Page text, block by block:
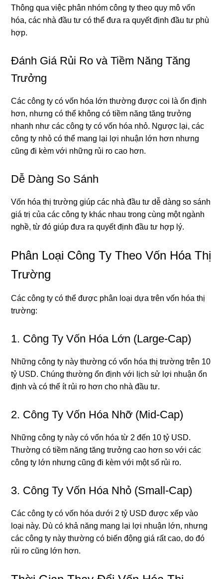
Thông qua việc phân nhóm công ty theo quy mô vốn
hóa, các nhà đầu tư có thể đưa ra quyết định đầu tư phù
hợp.
Đánh Giá Rủi Ro và Tiềm Năng Tăng
Trưởng
Các công ty có vốn hóa lớn thường được coi là ổn định
hơn, nhưng có thể không có tiềm năng tăng trưởng
nhanh như các công ty có vốn hóa nhỏ. Ngược lại, các
công ty nhỏ có thể mang lại lợi nhuận lớn hơn nhưng
cũng đi kèm với những rủi ro cao hơn.
Dễ Dàng So Sánh
Vốn hóa thị trường giúp các nhà đầu tư dễ dàng so sánh
giá trị của các công ty khác nhau trong cùng một ngành
nghề, từ đó giúp đưa ra quyết định đầu tư hợp lý.
Phân Loại Công Ty Theo Vốn Hóa Thị
Trường
Các công ty có thể được phân loại dựa trên vốn hóa thị
trường:
1. Công Ty Vốn Hóa Lớn (Large-Cap)
Những công ty này thường có vốn hóa thị trường trên 10
tỷ USD. Chúng thường ổn định với lịch sử lợi nhuận ổn
định và có thể ít rủi ro hơn cho nhà đầu tư.
2. Công Ty Vốn Hóa Nhỡ (Mid-Cap)
Những công ty này có vốn hóa từ 2 đến 10 tỷ USD.
Thường có tiềm năng tăng trưởng cao hơn so với các
công ty lớn nhưng cũng đi kèm với một số rủi ro.
3. Công Ty Vốn Hóa Nhỏ (Small-Cap)
Các công ty có vốn hóa dưới 2 tỷ USD được xếp vào
loại này. Dù có khả năng mang lại lợi nhuận lớn, nhưng
các công ty này thường có biến động giá rất cao, do đó
rủi ro cũng lớn hơn.